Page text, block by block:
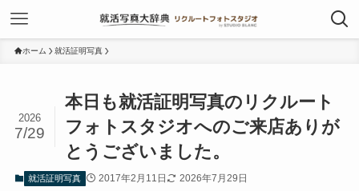
ホーム 就活証明写真
本日も就活証明写真のリクルート
フォトスタジオへのご来店ありが
とうございました。
2026
7/29
就活証明写真 2017年2月11日 2026年7月29日